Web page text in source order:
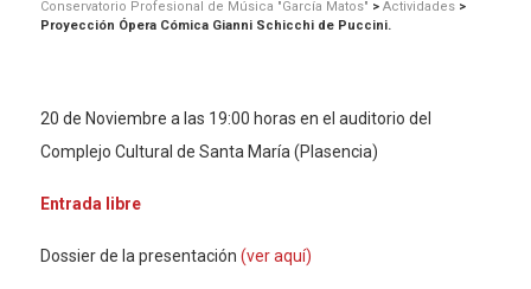
Conservatorio Profesional de Música "García Matos" > Actividades>
Proyección Ópera Cómica Gianni Schicchi de Puccini.
20 de Noviembre a las 19:00 horas en el auditorio del
Complejo Cultural de Santa María (Plasencia)
Entrada libre
Dossier de la presentación (ver aquí)